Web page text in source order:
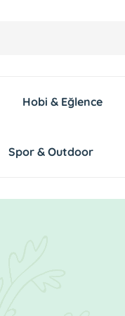
Hobi & Eğlence
Spor & Outdoor